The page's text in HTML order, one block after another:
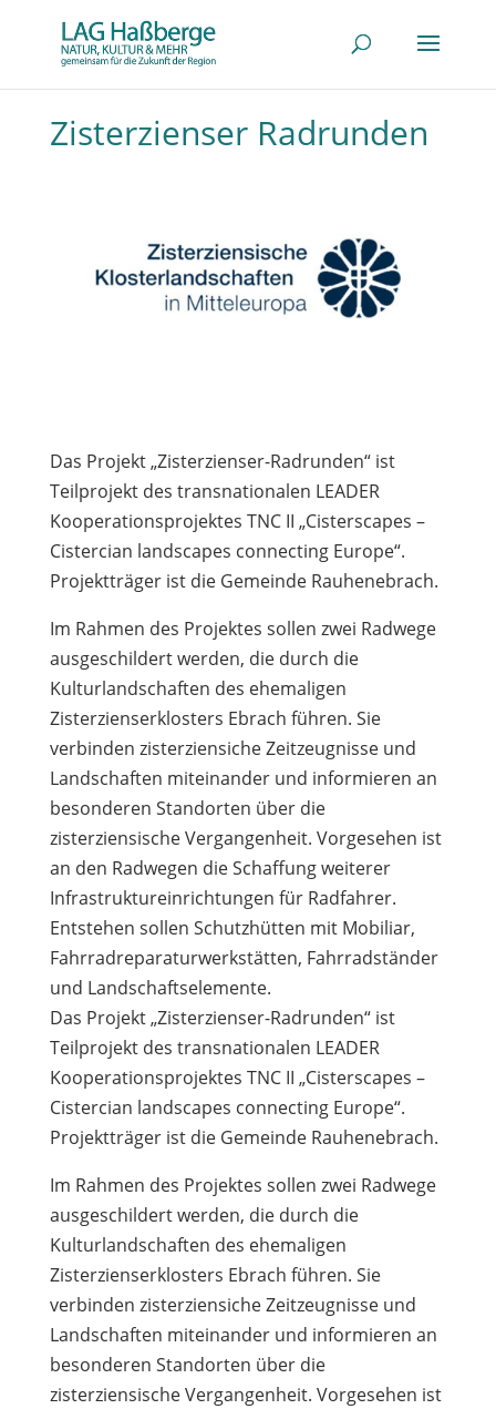
Zisterzienser Radrunden
Das Projekt „Zisterzienser-Radrunden“ ist
Teilprojekt des transnationalen LEADER
Kooperationsprojektes TNC II „Cisterscapes –
Cistercian landscapes connecting Europe“.
Projektträger ist die Gemeinde Rauhenebrach.
Im Rahmen des Projektes sollen zwei Radwege
ausgeschildert werden, die durch die
Kulturlandschaften des ehemaligen
Zisterzienserklosters Ebrach führen. Sie
verbinden zisterziensiche Zeitzeugnisse und
Landschaften miteinander und informieren an
besonderen Standorten über die
zisterziensische Vergangenheit. Vorgesehen ist
an den Radwegen die Schaffung weiterer
Infrastruktureinrichtungen für Radfahrer.
Entstehen sollen Schutzhütten mit Mobiliar,
Fahrradreparaturwerkstätten, Fahrradständer
und Landschaftselemente.
Das Projekt „Zisterzienser-Radrunden“ ist
Teilprojekt des transnationalen LEADER
Kooperationsprojektes TNC II „Cisterscapes –
Cistercian landscapes connecting Europe“.
Projektträger ist die Gemeinde Rauhenebrach.
Im Rahmen des Projektes sollen zwei Radwege
ausgeschildert werden, die durch die
Kulturlandschaften des ehemaligen
Zisterzienserklosters Ebrach führen. Sie
verbinden zisterziensiche Zeitzeugnisse und
Landschaften miteinander und informieren an
besonderen Standorten über die
zisterziensische Vergangenheit. Vorgesehen ist